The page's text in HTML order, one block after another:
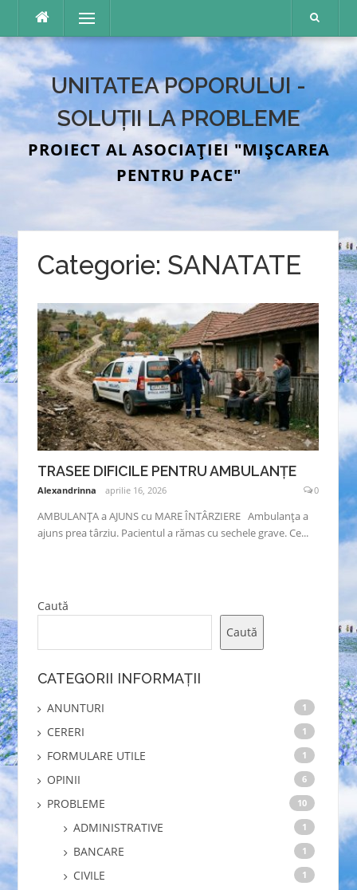
conținut
Meniu
UNITATEA POPORULUI -
SOLUȚII LA PROBLEME
PROIECT AL ASOCIAȚIEI "MIȘCAREA
PENTRU PACE"
Categorie: SANATATE
TRASEE DIFICILE PENTRU AMBULANȚE
Alexandrinna aprilie 16, 2026 0
AMBULANȚA a AJUNS cu MARE ÎNTÂRZIERE Ambulanța a
ajuns prea târziu. Pacientul a rămas cu sechele grave. Ce...
Caută
Caută
CATEGORII INFORMAȚII
ANUNTURI 1
CERERI 1
FORMULARE UTILE 1
OPINII 6
PROBLEME 10
ADMINISTRATIVE 1
BANCARE 1
CIVILE 1